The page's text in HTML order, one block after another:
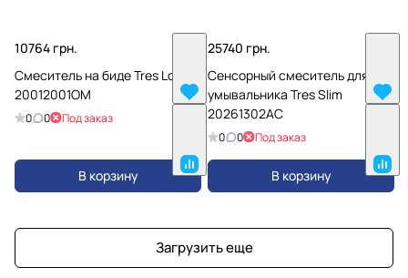
10764 грн.
Смеситель на биде Tres Loft
20012001OM
0 0 Под заказ
В корзину
25740 грн.
Сенсорный смеситель для
умывальника Tres Slim
20261302AC
0 0 Под заказ
В корзину
Загрузить еще